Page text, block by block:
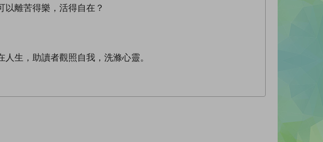
離苦得樂，活得自在？
生，助讀者觀照自我，洗滌心靈。